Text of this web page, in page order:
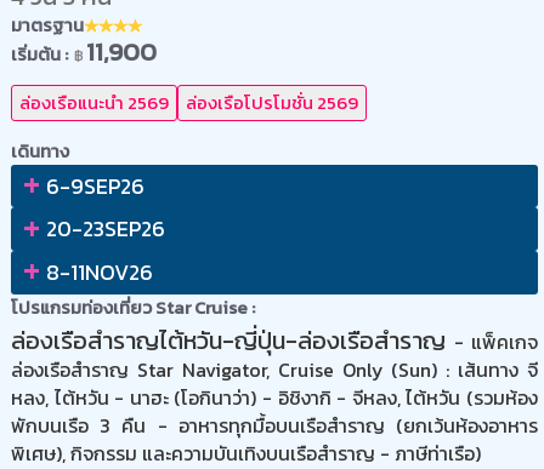
มาตรฐาน
เริ่มต้น : ฿ 11,900
ล่องเรือแนะนำ 2569
ล่องเรือโปรโมชั่น 2569
เดินทาง
+ 6-9SEP26
+ 20-23SEP26
+ 8-11NOV26
โปรแกรมท่องเที่ยว Star Cruise :
ล่องเรือสำราญไต้หวัน-ญี่ปุ่น-ล่องเรือสำราญ - แพ็คเกจ
ล่องเรือสำราญ Star Navigator, Cruise Only (Sun) : เส้นทาง จี
หลง, ไต้หวัน - นาฮะ (โอกินาว่า) - อิชิงากิ - จีหลง, ไต้หวัน (รวมห้อง
พักบนเรือ 3 คืน - อาหารทุกมื้อบนเรือสำราญ (ยกเว้นห้องอาหาร
พิเศษ), กิจกรรม และความบันเทิงบนเรือสำราญ - ภาษีท่าเรือ)